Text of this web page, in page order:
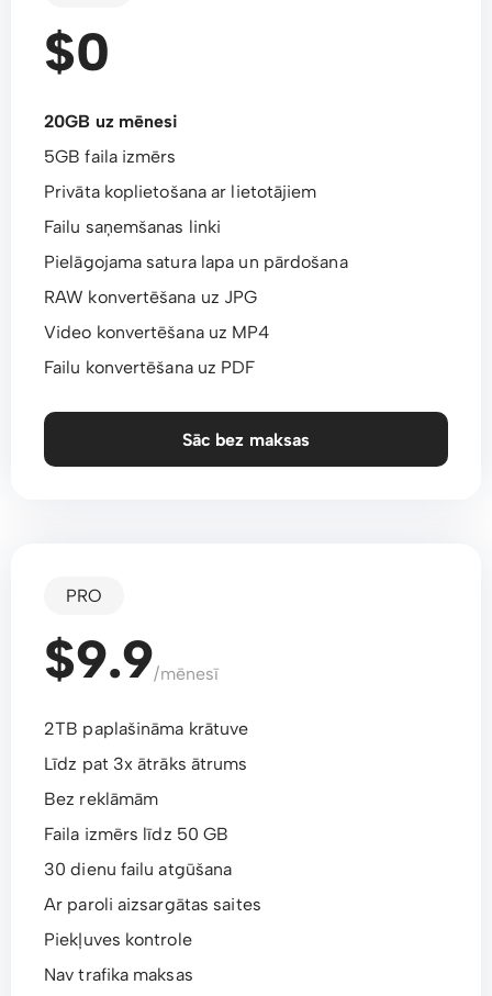
$0
20GB uz mēnesi
5GB faila izmērs
Privāta koplietošana ar lietotājiem
Failu saņemšanas linki
Pielāgojama satura lapa un pārdošana
RAW konvertēšana uz JPG
Video konvertēšana uz MP4
Failu konvertēšana uz PDF
Sāc bez maksas
PRO
$9.9/mēnesī
2TB paplašināma krātuve
Līdz pat 3x ātrāks ātrums
Bez reklāmām
Faila izmērs līdz 50 GB
30 dienu failu atgūšana
Ar paroli aizsargātas saites
Piekļuves kontrole
Nav trafika maksas